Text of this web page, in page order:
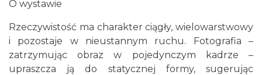
Silesia Memoriał Kamili Skolimowskiej
Chorzów
2026-08-23
15.90 km
O wystawie
Rzeczywistość ma charakter ciągły, wielowarstwowy
i pozostaje w nieustannym ruchu. Fotografia –
zatrzymując obraz w pojedynczym kadrze –
upraszcza ją do statycznej formy, sugerując